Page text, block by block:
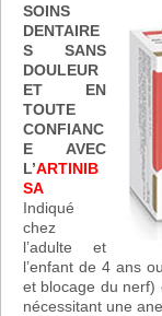
SOINS
DENTAIRE
S SANS
DOULEUR
ET EN
TOUTE
CONFIANC
E AVEC
L’ARTINIB
SA
Indiqué
chez
l’adulte et
l’enfant de 4 ans
et blocage du nerf)
nécessitant une